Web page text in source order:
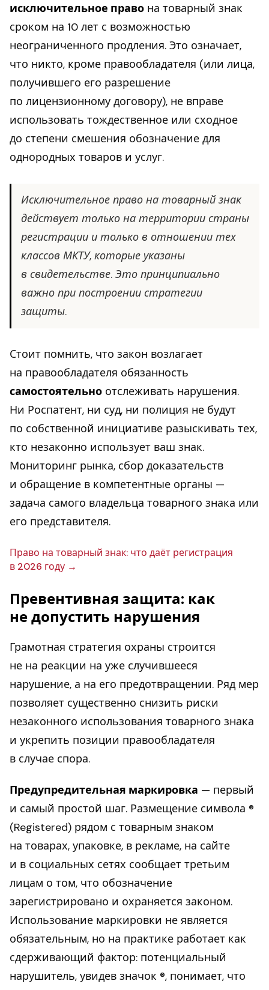
исключительное право на товарный знак
сроком на 10 лет с возможностью
неограниченного продления. Это означает,
что никто, кроме правообладателя (или лица,
получившего его разрешение
по лицензионному договору), не вправе
использовать тождественное или сходное
до степени смешения обозначение для
однородных товаров и услуг.
Исключительное право на товарный знак
действует только на территории страны
регистрации и только в отношении тех
классов МКТУ, которые указаны
в свидетельстве. Это принципиально
важно при построении стратегии
защиты.
Стоит помнить, что закон возлагает
на правообладателя обязанность
самостоятельно отслеживать нарушения.
Ни Роспатент, ни суд, ни полиция не будут
по собственной инициативе разыскивать тех,
кто незаконно использует ваш знак.
Мониторинг рынка, сбор доказательств
и обращение в компетентные органы —
задача самого владельца товарного знака или
его представителя.
Право на то­вар­ный знак: что даёт ре­ги­стра­ция
в 2026 году
Превентивная защита: как
не допустить нарушения
Грамотная стратегия охраны строится
не на реакции на уже случившееся
нарушение, а на его предотвращении. Ряд мер
позволяет существенно снизить риски
незаконного использования товарного знака
и укрепить позиции правообладателя
в случае спора.
Предупредительная маркировка — первый
и самый простой шаг. Размещение символа ®
(Registered) рядом с товарным знаком
на товарах, упаковке, в рекламе, на сайте
и в социальных сетях сообщает третьим
лицам о том, что обозначение
зарегистрировано и охраняется законом.
Использование маркировки не является
обязательным, но на практике работает как
сдерживающий фактор: потенциальный
нарушитель, увидев значок ®, понимает, что